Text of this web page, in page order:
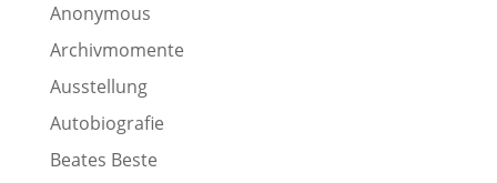
Anonymous
Archivmomente
Ausstellung
Autobiografie
Beates Beste